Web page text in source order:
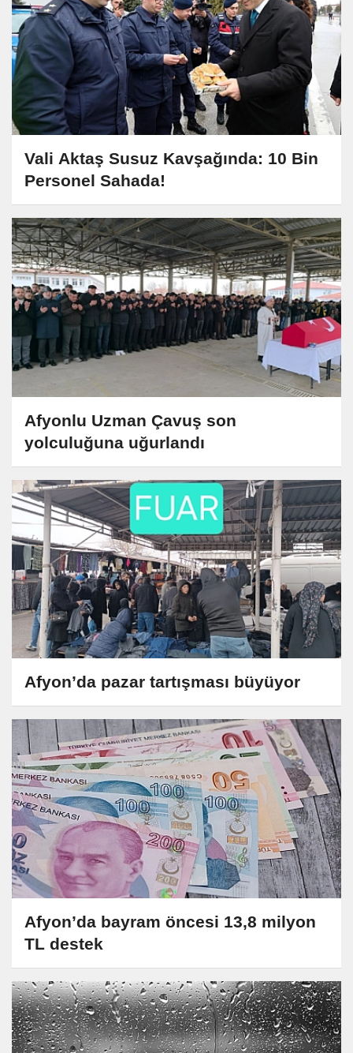
Vali Aktaş Susuz Kavşağında: 10 Bin
Personel Sahada!
Afyonlu Uzman Çavuş son
yolculuğuna uğurlandı
Afyon’da pazar tartışması büyüyor
Afyon’da bayram öncesi 13,8 milyon
TL destek